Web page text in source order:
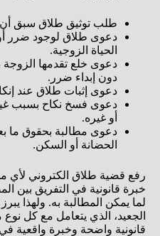
طلب توثيق طلاق سبق أن
دعوى طلاق لوجود ضرر أو
الحياة الزوجية.
دعوى خلع تقدمها الزوجة
دون إبداء ضرر.
دعوى إثبات طلاق عند
دعوى فسخ نكاح بسبب
أو غيره.
دعوى مطالبة بحقوق ما
الحضانة أو السكن.
رفع قضية طلاق الكتروني لأي
خبرة قانونية في التفريق بين
لما يمكن المطالبة به. ولهذا
الجعيد، الذي يتعامل مع كل نوع
قانونية واضحة وخبرة واقعية